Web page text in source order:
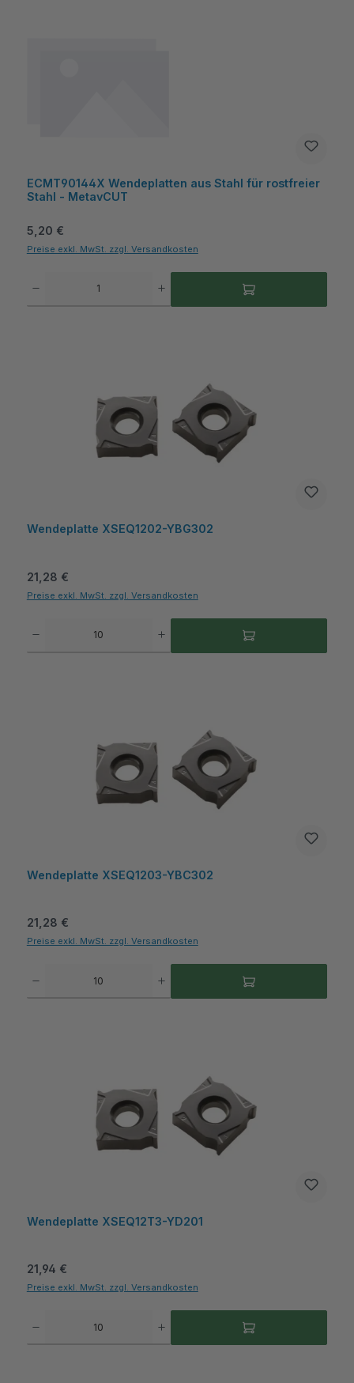
ECMT90144X Wendeplatten aus Stahl für rostfreier
Stahl - MetavCUT
Regulärer Preis:
5,20 €
Preise exkl. MwSt. zzgl. Versandkosten
Wendeplatte XSEQ1202-YBG302
Regulärer Preis:
21,28 €
Preise exkl. MwSt. zzgl. Versandkosten
Wendeplatte XSEQ1203-YBC302
Regulärer Preis:
21,28 €
Preise exkl. MwSt. zzgl. Versandkosten
Wendeplatte XSEQ12T3-YD201
Regulärer Preis:
21,94 €
Preise exkl. MwSt. zzgl. Versandkosten